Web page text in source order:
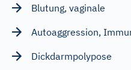
Blutung, vaginale
Autoaggression,
Dickdarmpolypose